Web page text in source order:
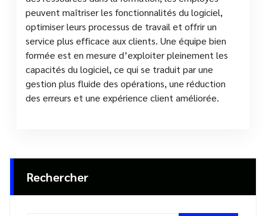
peuvent maîtriser les fonctionnalités du logiciel,
optimiser leurs processus de travail et offrir un
service plus efficace aux clients. Une équipe bien
formée est en mesure d’exploiter pleinement les
capacités du logiciel, ce qui se traduit par une
gestion plus fluide des opérations, une réduction
des erreurs et une expérience client améliorée.
Rechercher